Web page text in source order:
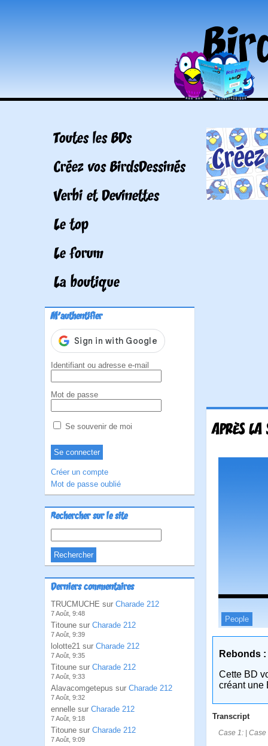
Toutes les BDs
Créez vos BirdsDessinés
Verbi et Devinettes
Le top
Le forum
La boutique
M'authentifier
Identifiant ou adresse e-mail
Mot de passe
Se souvenir de moi
Créer un compte
Mot de passe oublié
Rechercher sur le site
Derniers commentaires
TRUCMUCHE sur Charade 212
7 Août, 9:48
Titoune sur Charade 212
7 Août, 9:39
lolotte21 sur Charade 212
7 Août, 9:35
Titoune sur Charade 212
7 Août, 9:33
Alavacomgetepus sur Charade 212
7 Août, 9:32
ennelle sur Charade 212
7 Août, 9:18
Titoune sur Charade 212
7 Août, 9:09
APRÈS
People
Rebonds :
Cette BD
créant une
Transcript
Case 1: |